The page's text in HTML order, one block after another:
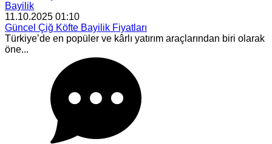
Bayilik
11.10.2025 01:10
Güncel Çiğ Köfte Bayilik Fiyatları
Türkiye’de en popüler ve kârlı yatırım araçlarından biri olarak
öne...